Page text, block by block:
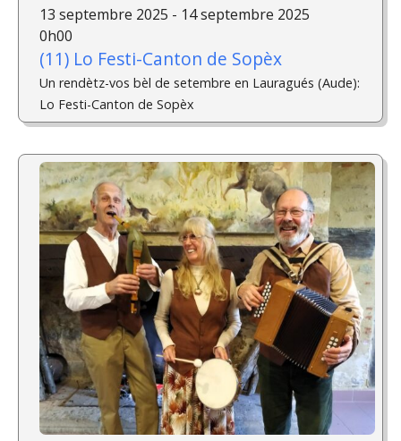
13 septembre 2025 - 14 septembre 2025
0h00
(11) Lo Festi-Canton de Sopèx
Un rendètz-vos bèl de setembre en Lauragués (Aude):
Lo Festi-Canton de Sopèx